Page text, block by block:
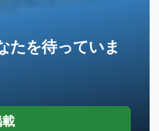
たを待っていま